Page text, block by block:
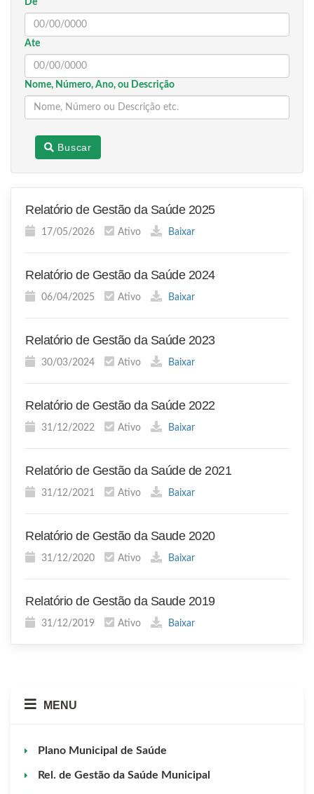
De
Ate
Nome, Número, Ano, ou Descrição
Buscar
Relatório de Gestão da Saúde 2025
17/05/2026 Ativo Baixar
Relatório de Gestão da Saúde 2024
06/04/2025 Ativo Baixar
Relatório de Gestão da Saúde 2023
30/03/2024 Ativo Baixar
Relatório de Gestão da Saúde 2022
31/12/2022 Ativo Baixar
Relatório de Gestão da Saúde de 2021
31/12/2021 Ativo Baixar
Relatório de Gestão da Saude 2020
31/12/2020 Ativo Baixar
Relatório de Gestão da Saude 2019
31/12/2019 Ativo Baixar
MENU
Plano Municipal de Saúde
Rel. de Gestão da Saúde Municipal